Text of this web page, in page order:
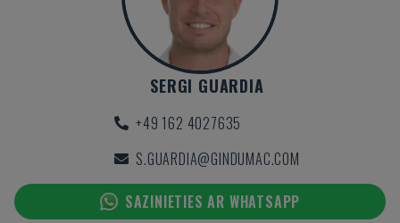
SERGI GUARDIA
+49 162 4027635
S.GUARDIA@GINDUMAC.COM
SAZINIETIES AR WHATSAPP